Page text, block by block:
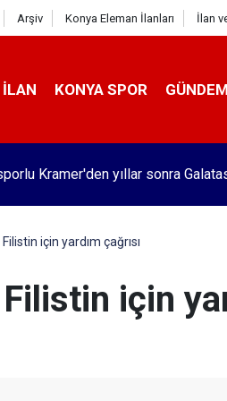
Arşiv Konya Eleman İlanları İlan
İLAN KONYA SPOR GÜNDEM
Kramer'den yıllar sonra
için yardım çağrısı
için